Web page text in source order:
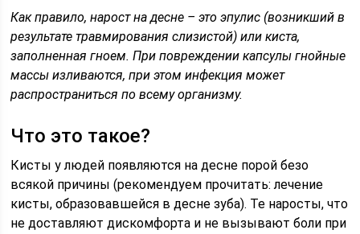
Как правило, нарост на десне – это эпулис (возникший в
результате травмирования слизистой) или киста,
заполненная гноем. При повреждении капсулы гнойные
массы изливаются, при этом инфекция может
распространиться по всему организму.
Что это такое?
Кисты у людей появляются на десне порой безо
всякой причины (рекомендуем прочитать: лечение
кисты, образовавшейся в десне зуба). Те наросты, что
не доставляют дискомфорта и не вызывают боли при